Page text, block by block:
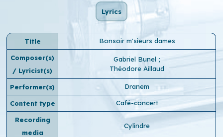
Lyrics
Title Bonsoir m'sieurs dames
Composer(s)
/ Lyricist(s)
Gabriel Bunel ;
Théodore Aillaud
Performer(s) Dranem
Content type Café-concert
Recording
media
Cylindre